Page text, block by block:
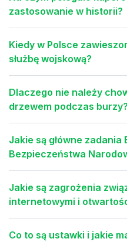
zastosowanie w historii?
Kiedy w Polsce
służbę wojskową?
Dlaczego nie należy
drzewem podczas burzy?
Jakie są główne zadania
Bezpieczeństwa
Jakie są zagrożenia
internetowymi i
Co to są ustawki i jakie